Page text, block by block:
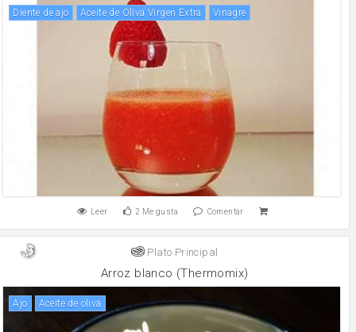
Diente de ajo Aceite de Oliva Virgen Extra vinagre
Leer 2 Me gusta Comentar
Plato Principal
Arroz blanco (Thermomix)
ajo aceite de oliva